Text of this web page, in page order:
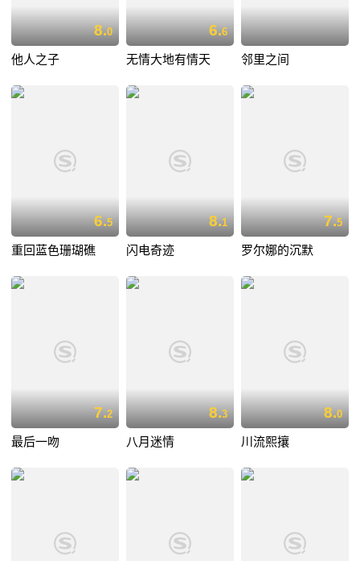
8.0
他人之子
6.6
无情大地有情天 邻里之间
6.5
重回蓝色珊瑚礁
8.1
闪电奇迹
7.5
罗尔娜的沉默
7.2
最后一吻
8.3
八月迷情
8.0
川流熙攘